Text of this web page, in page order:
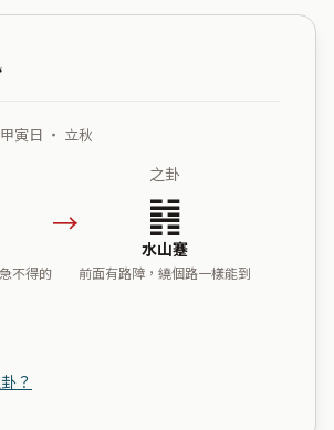
寅日 ・ 立秋
不得的
→
之卦
䷦
水山蹇
前面有路障，繞個路一樣能到
？